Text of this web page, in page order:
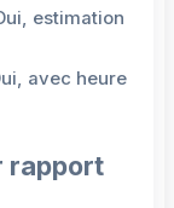
estimation
avec heure
rapport